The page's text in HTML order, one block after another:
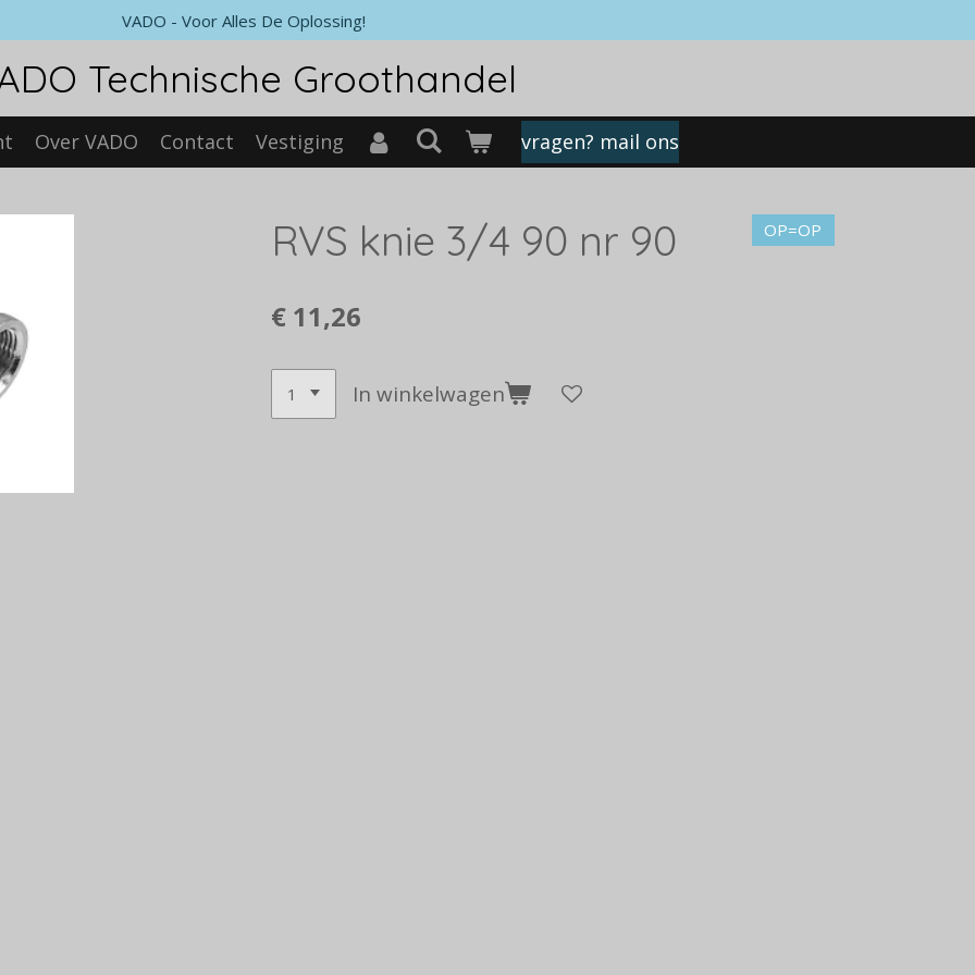
VADO - Voor Alles De Oplossing!
Technische Groothandel
Over VADO Contact Vestiging vragen? mail ons
RVS knie 3/4 90 nr 90 OP=OP
€ 11,26
In winkelwagen